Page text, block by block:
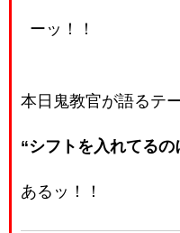
ーッ！！
本日鬼教官が語るテー
“シフトを入れてる
あるッ！！